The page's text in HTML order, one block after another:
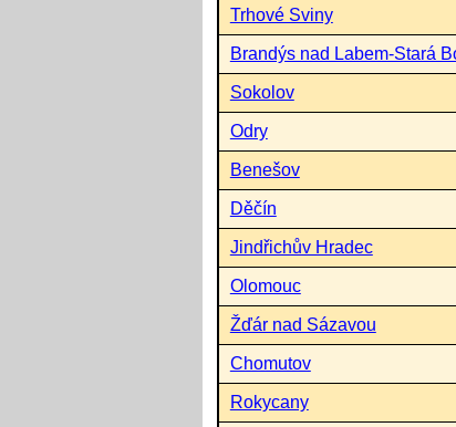
Trhové Sviny
Brandýs nad Labem-Stará
Sokolov
Odry
Benešov
Děčín
Jindřichův Hradec
Olomouc
Žďár nad Sázavou
Chomutov
Rokycany